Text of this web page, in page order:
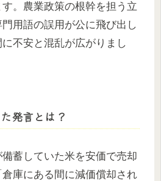
。農業政策の根幹を担う立
用語の誤用が公に飛び出し
不安と混乱が広がりまし
発言とは？
蓄していた米を安価で売却
庫にある間に減価償却され